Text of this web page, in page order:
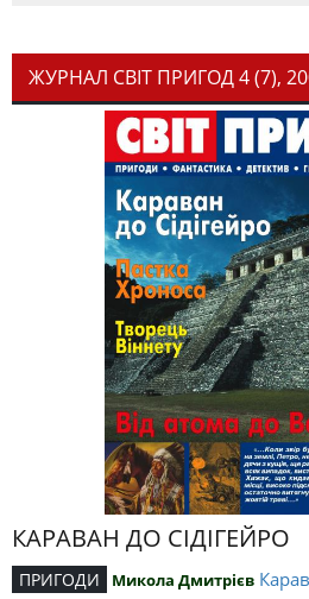
ЖУРНАЛ СВІТ ПРИГОД 4 (7),
КАРАВАН ДО СІДІГЕЙРО
ПРИГОДИ Микола Дмитрієв